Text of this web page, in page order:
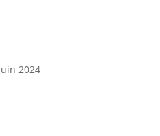
2024